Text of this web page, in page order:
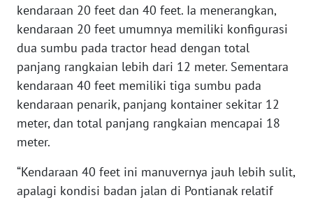
kendaraan 20 feet dan 40 feet. Ia menerangkan,
kendaraan 20 feet umumnya memiliki konfigurasi
dua sumbu pada tractor head dengan total
panjang rangkaian lebih dari 12 meter. Sementara
kendaraan 40 feet memiliki tiga sumbu pada
kendaraan penarik, panjang kontainer sekitar 12
meter, dan total panjang rangkaian mencapai 18
meter.
“Kendaraan 40 feet ini manuvernya jauh lebih sulit,
apalagi kondisi badan jalan di Pontianak relatif
WN
RIAU
WN
SERAMBI
WN
JAMBI
SULTRA